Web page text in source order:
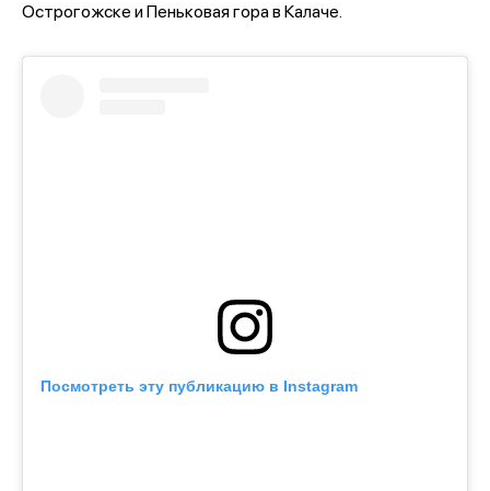
Острогожске и Пеньковая гора в Калаче.
Посмотреть эту публикацию в Instagram